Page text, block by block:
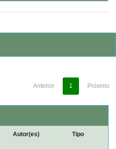
Anterior 1 Próximo
Autor(es) Tipo